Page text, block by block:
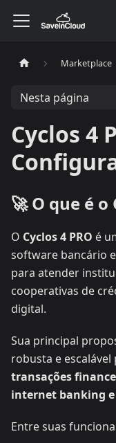
Marketplace
Nesta página
Cyclos 4
🚀 O que é o
O Cyclos 4 PRO é
software bancário
para atender
cooperativas de
digital.
Sua principal
robusta e escalável
transações
internet banking
Entre suas